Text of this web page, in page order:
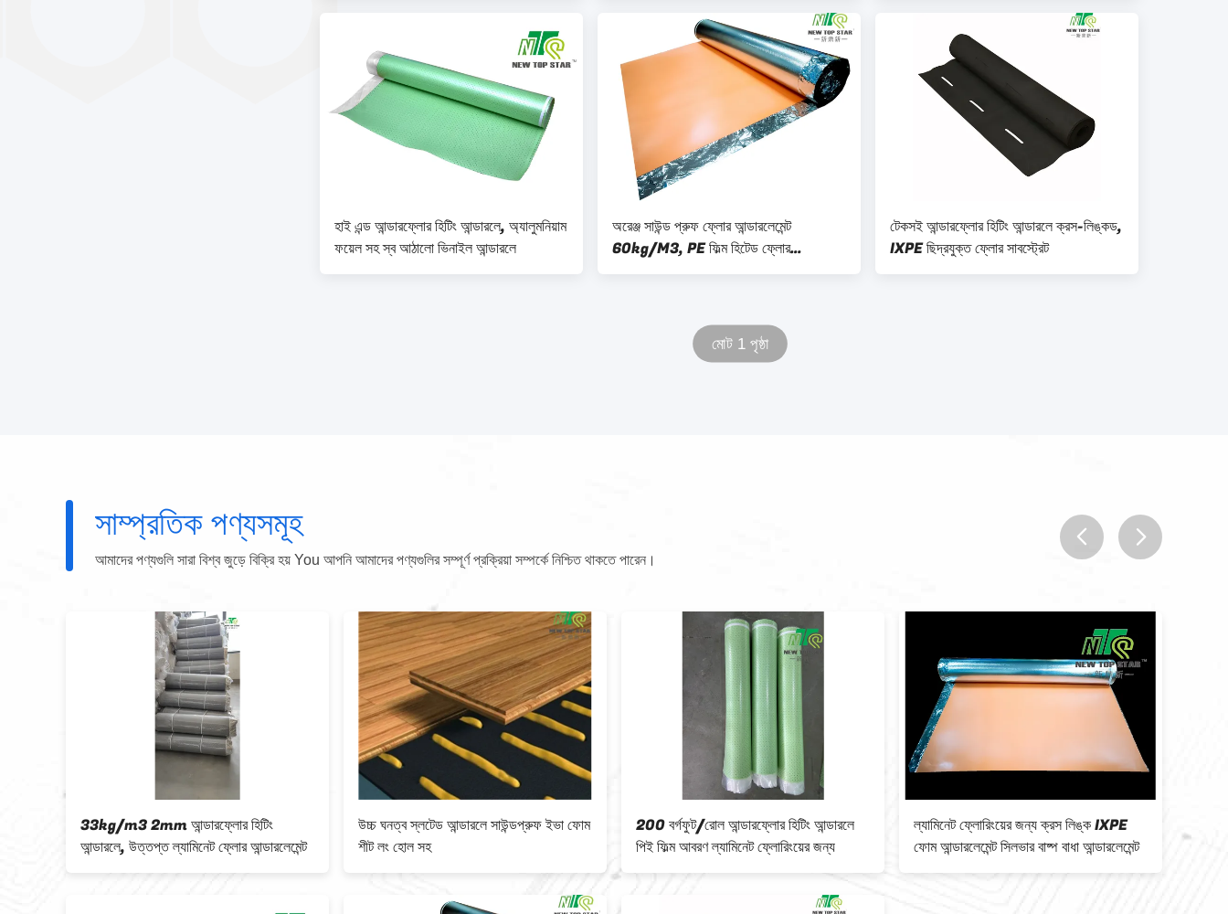
হাই এন্ড আন্ডারফ্লোর হিটিং আন্ডারলে, অ্যালুমনিয়াম
ফয়েল সহ স্ব আঠালো ভিনাইল আন্ডারলে
অরেঞ্জ সাউন্ড প্রুফ ফ্লোর আন্ডারলেমেন্ট
60kg/M3, PE ফিল্ম হিটেড ফ্লোর
আন্ডারলেমেন্ট
টেকসই আন্ডারফ্লোর হিটিং আন্ডারলে ক্রস-লিঙ্কড,
IXPE ছিদ্রযুক্ত ফ্লোর সাবস্ট্রেট
মোট 1 পৃষ্ঠা
সাম্প্রতিক পণ্যসমূহ
আমাদের পণ্যগুলি সারা বিশ্ব জুড়ে বিক্রি হয় You আপনি আমাদের পণ্যগুলির সম্পূর্ণ প্রক্রিয়া সম্পর্কে নিশ্চিত থাকতে পারেন।
33kg/m3 2mm আন্ডারফ্লোর হিটিং
আন্ডারলে, উত্তপ্ত ল্যামিনেট ফ্লোর আন্ডারলেমেন্ট
উচ্চ ঘনত্ব স্লটেড আন্ডারলে সাউন্ডপ্রুফ ইভা ফোম
শীট লং হোল সহ
200 বর্গফুট/রোল আন্ডারফ্লোর হিটিং আন্ডারলে
পিই ফিল্ম আবরণ ল্যামিনেট ফ্লোরিংয়ের জন্য
ল্যামিনেট ফ্লোরিংয়ের জন্য ক্রস লিঙ্ক IXPE
ফোম আন্ডারলেমেন্ট সিলভার বাষ্প বাধা আন্ডারলেমেন্ট